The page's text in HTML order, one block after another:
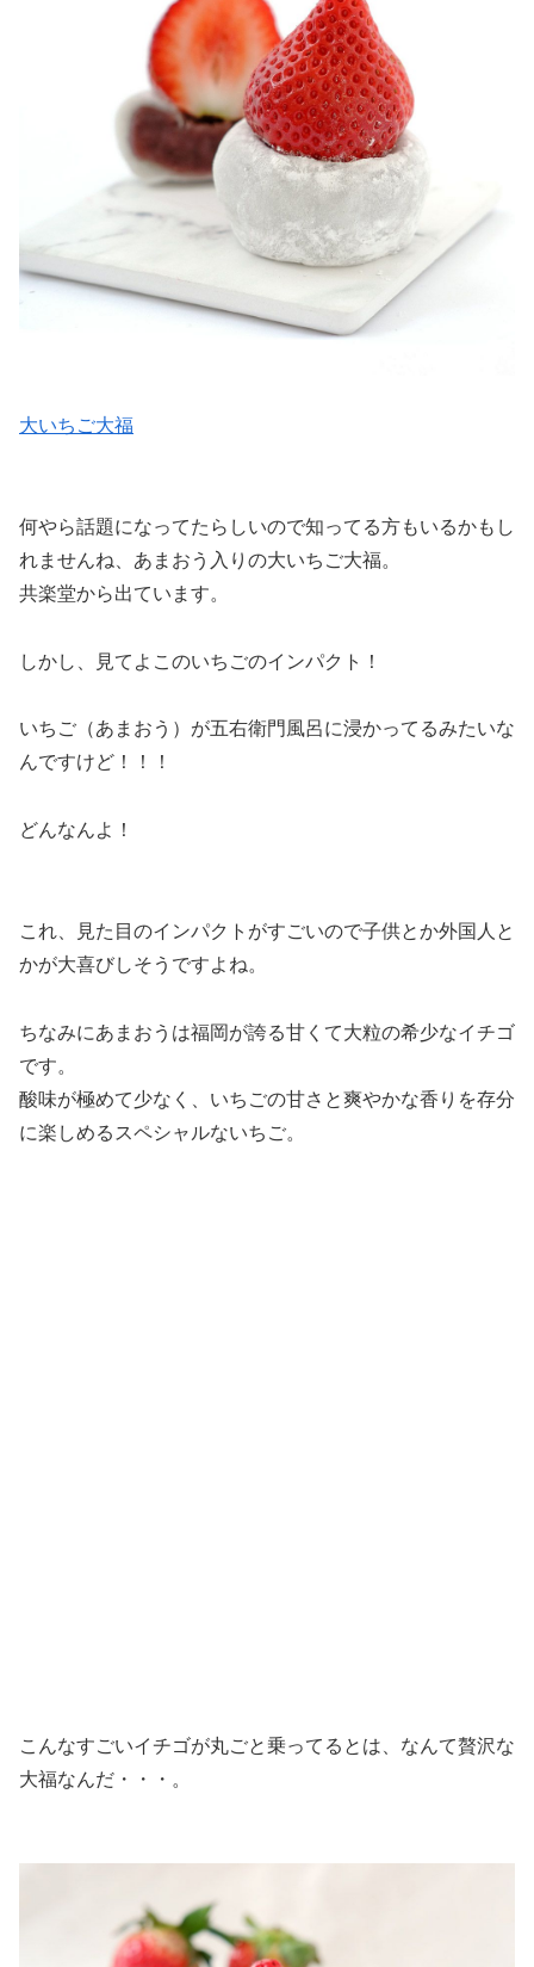
大いちご大福
何やら話題になってたらしいので知ってる方もいるかもし
れませんね、あまおう入りの大いちご大福。
共楽堂から出ています。
しかし、見てよこのいちごのインパクト！
いちご（あまおう）が五右衛門風呂に浸かってるみたいな
んですけど！！！
どんなんよ！
これ、見た目のインパクトがすごいので子供とか外国人と
かが大喜びしそうですよね。
ちなみにあまおうは福岡が誇る甘くて大粒の希少なイチゴ
です。
酸味が極めて少なく、いちごの甘さと爽やかな香りを存分
に楽しめるスペシャルないちご。
こんなすごいイチゴが丸ごと乗ってるとは、なんて贅沢な
大福なんだ・・・。